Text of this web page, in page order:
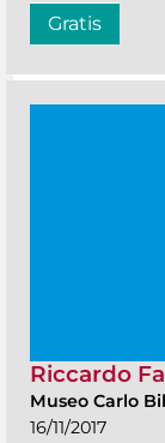
Gratis
Riccardo
Museo Carlo
16/11/2017